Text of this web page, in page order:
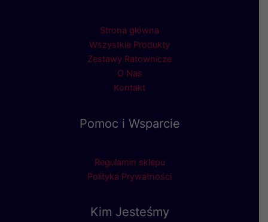
Strona główna
Wszystkie Produkty
Zestawy Ratownicze
O Nas
Kontakt
Pomoc i Wsparcie
Regulamin sklepu
Polityka Prywatności
Kim Jesteśmy